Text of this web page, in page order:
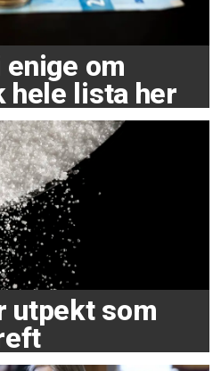
om
hele lista her
utpekt som